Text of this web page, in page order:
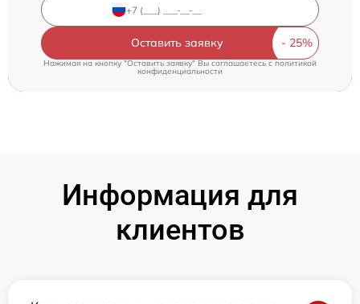
Оставить заявку
Нажимая на кнопку "Оставить заявку" Вы соглашаетесь cполитикой
конфиденциальности
Информация для
клиентов